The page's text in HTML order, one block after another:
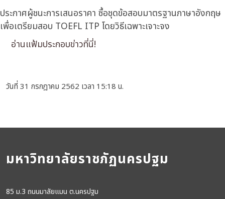
ประกาศผู้ชนะการเสนอราคา ซื้อชุดข้อสอบมาตรฐานภาษาอังกฤษ
เพื่อเตรียมสอบ TOEFL ITP โดยวิธีเฉพาะเจาะจง
อ่านแฟ้มประกอบข่าวที่นี่!
วันที่ 31 กรกฎาคม 2562 เวลา 15:18 น.
มหาวิทยาลัยราชภัฏนครปฐม
85 ม.3 ถนนมาลัยแมน ต.นครปฐม